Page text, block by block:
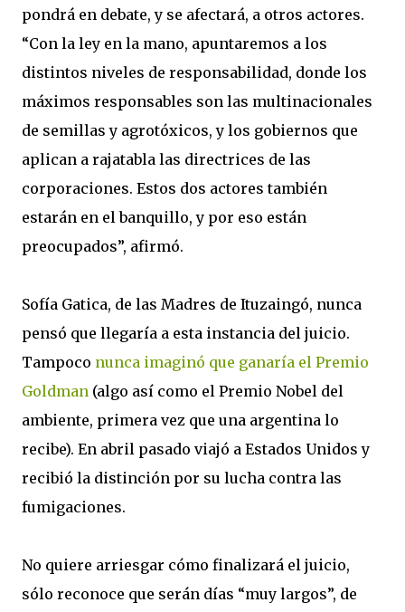
pondrá en debate, y se afectará, a otros actores.
“Con la ley en la mano, apuntaremos a los
distintos niveles de responsabilidad, donde los
máximos responsables son las multinacionales
de semillas y agrotóxicos, y los gobiernos que
aplican a rajatabla las directrices de las
corporaciones. Estos dos actores también
estarán en el banquillo, y por eso están
preocupados”, afirmó.
Sofía Gatica, de las Madres de Ituzaingó, nunca
pensó que llegaría a esta instancia del juicio.
Tampoco nunca imaginó que ganaría el Premio
Goldman (algo así como el Premio Nobel del
ambiente, primera vez que una argentina lo
recibe). En abril pasado viajó a Estados Unidos y
recibió la distinción por su lucha contra las
fumigaciones.
No quiere arriesgar cómo finalizará el juicio,
sólo reconoce que serán días “muy largos”, de